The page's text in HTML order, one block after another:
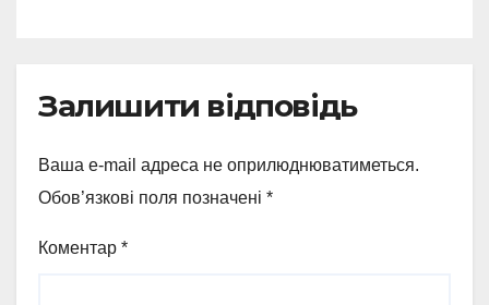
Залишити відповідь
Ваша e-mail адреса не оприлюднюватиметься.
Обов’язкові поля позначені *
Коментар *